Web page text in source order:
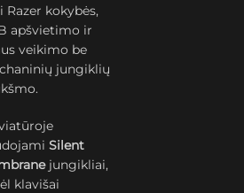
Razer kokybės,
apšvietimo ir
veikimo be
jungiklių
Silent
jungikliai,
klavišai